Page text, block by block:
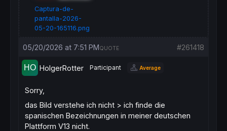
Captura-de-
pantalla-2026-
05-20-165116.png
05/20/2026 at 7:51 PM #261418
QUOTE
HolgerRotter Participant Average
Sorry,
das Bild verstehe ich nicht > ich finde die
spanischen Bezeichnungen in meiner deutschen
Plattform V13 nicht.